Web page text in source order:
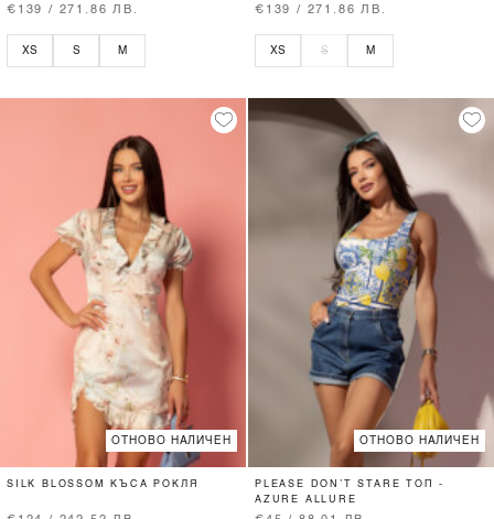
€139 / 271.86 ЛВ.
XS S M
€139 / 271.86 ЛВ.
XS S M
ОТНОВО НАЛИЧЕН
SILK BLOSSOM КЪСА РОКЛЯ
ОТНОВО НАЛИЧЕН
PLEASE DON’T STARE ТОП -
AZURE ALLURE